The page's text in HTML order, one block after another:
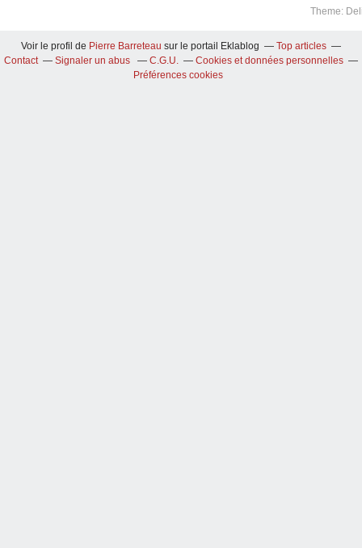
Theme:
Voir le profil de Pierre Barreteau sur le portail Eklablog
Top articles
Contact
Signaler un abus C.G.U.
Cookies et données personnelles
Préférences cookies